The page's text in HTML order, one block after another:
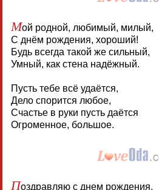
Мой родной, любимый, милый,
С днём рождения, хороший!
Будь всегда такой же сильный,
Умный, как стена надёжный.
Пусть тебе всё удаётся,
Дело спорится любое,
Счастье в руки пусть даётся
Огроменное, большое.
Поздравляю с днем рождения,